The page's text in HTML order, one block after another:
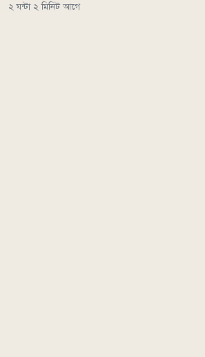
২ ঘন্টা ২ মিনিট আগে